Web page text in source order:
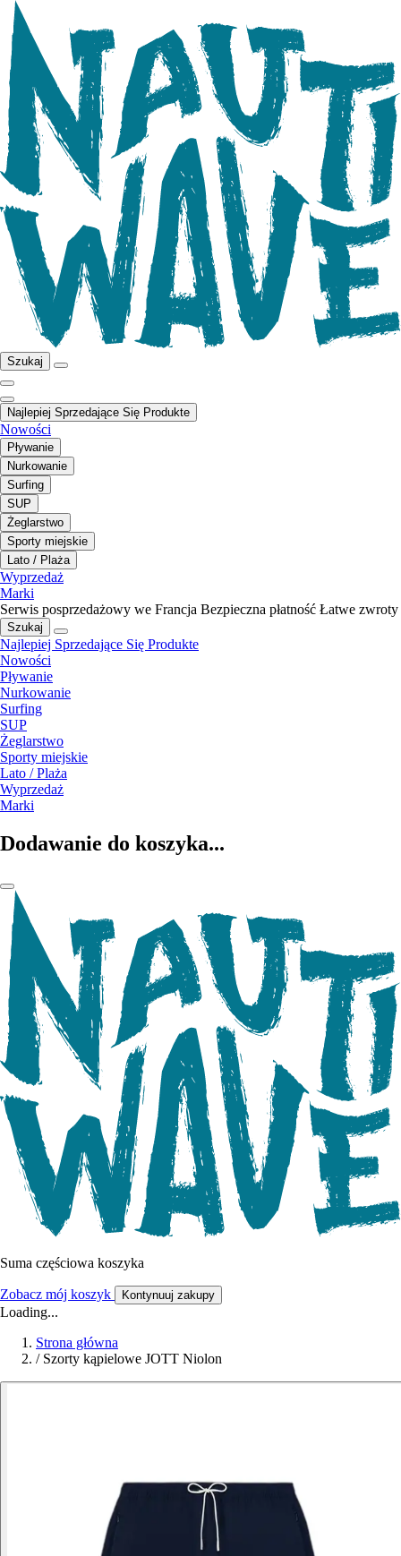
Szukaj
Najlepiej Sprzedające Się Produkte
Nowości
Pływanie
Nurkowanie
Surfing
SUP
Żeglarstwo
Sporty miejskie
Lato / Plaża
Wyprzedaż
Marki
Serwis posprzedażowy we Francja Bezpieczna płatność Łatwe zwroty
Szukaj
Najlepiej Sprzedające Się Produkte
Nowości
Pływanie
Nurkowanie
Surfing
SUP
Żeglarstwo
Sporty miejskie
Lato / Plaża
Wyprzedaż
Marki
Dodawanie do koszyka...
Suma częściowa koszyka
Zobacz mój koszyk Kontynuuj zakupy
Loading...
Strona główna
/ Szorty kąpielowe JOTT Niolon